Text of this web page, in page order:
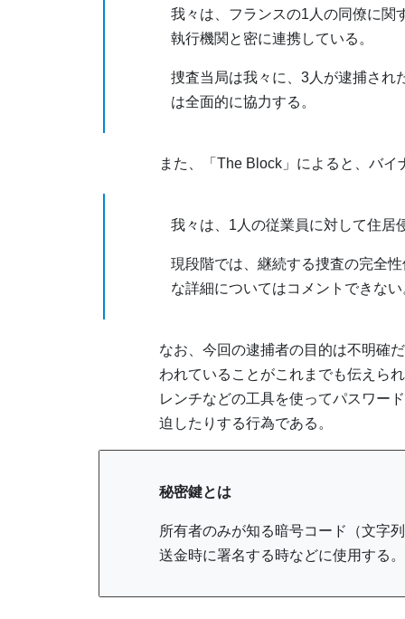
我々は、フランスの1人の同僚に関
執行機関と密に連携している。
捜査当局は我々に、3人が逮捕され
は全面的に協力する。
また、「The Block」によると、バ
我々は、1人の従業員に対して住居
現段階では、継続する捜査の完全
な詳細についてはコメントできない
なお、今回の逮捕者の目的は不明確
われていることがこれまでも伝えら
レンチなどの工具を使ってパスワー
迫したりする行為である。
秘密鍵とは
所有者のみが知る暗号コード（文字
送金時に署名する時などに使用する。